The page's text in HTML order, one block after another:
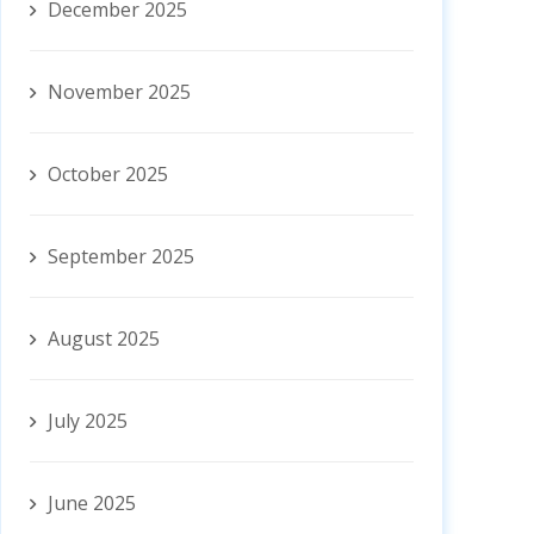
December 2025
November 2025
October 2025
September 2025
August 2025
July 2025
June 2025